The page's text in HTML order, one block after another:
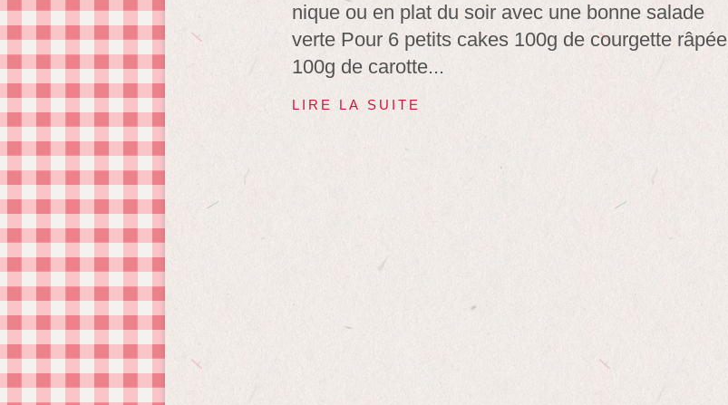
nique ou en plat du soir avec une bonne salade
verte Pour 6 petits cakes 100g de courgette râpée
100g de carotte...
LIRE LA SUITE